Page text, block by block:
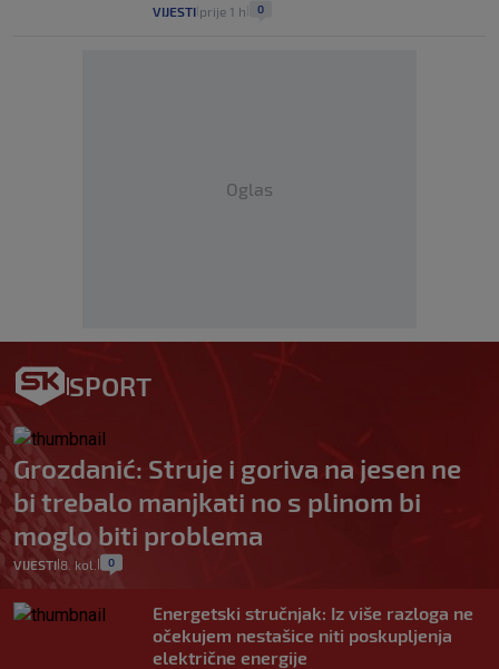
VIJESTI prije 1 h 0
Oglas
SPORT
Grozdanić: Struje i goriva na jesen ne
bi trebalo manjkati no s plinom bi
moglo biti problema
VIJESTI| 8. kol. 0
Energetski stručnjak: Iz više razloga ne
očekujem nestašice niti poskupljenja
električne energije